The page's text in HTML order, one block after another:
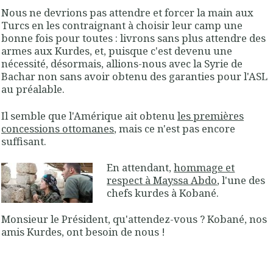
Nous ne devrions pas attendre et forcer la main aux
Turcs en les contraignant à choisir leur camp une
bonne fois pour toutes : livrons sans plus attendre des
armes aux Kurdes, et, puisque c'est devenu une
nécessité, désormais, allions-nous avec la Syrie de
Bachar non sans avoir obtenu des garanties pour l'ASL
au préalable.
Il semble que l'Amérique ait obtenules premières
concessions ottomanes, mais ce n'est pas encore
suffisant.
En attendant,hommage et
respect à Mayssa Abdo, l'une des
chefs kurdes à Kobané.
Monsieur le Président, qu'attendez-vous ? Kobané, nos
amis Kurdes, ont besoin de nous !